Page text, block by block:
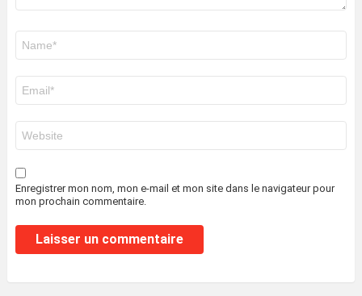
mail
*
web
Enregistrer mon nom, mon e-mail et mon site dans le navigateur pour
mon prochain commentaire.